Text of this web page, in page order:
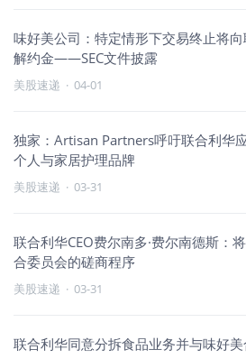
味好美公司：特定情形下交易终止将
解约金——SEC文件披露
美股速递 · 04-01
独家：Artisan Partners呼吁联合利华
个人与家居护理品牌
美股速递 · 03-31
联合利华CEO费尔南多·费尔南德斯：
合委员会的磋商程序
美股速递 · 03-31
联合利华同意分拆食品业务并与味好